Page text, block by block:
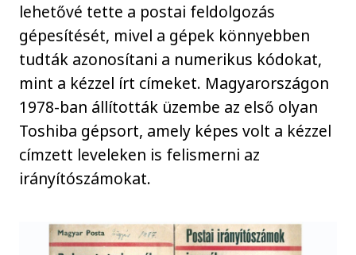
lehetővé tette a postai feldolgozás
gépesítését, mivel a gépek könnyebben
tudták azonosítani a numerikus kódokat,
mint a kézzel írt címeket. Magyarországon
1978-ban állították üzembe az első olyan
Toshiba gépsort, amely képes volt a kézzel
címzett leveleken is felismerni az
irányítószámokat.